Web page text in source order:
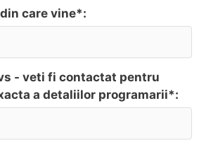
care vine*:
- veti fi contactat pentru
a detaliilor programarii*: